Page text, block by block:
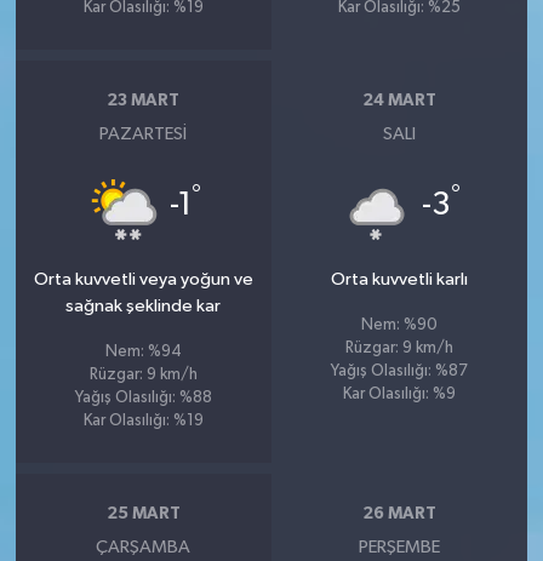
Kar Olasılığı: %19
Kar Olasılığı: %25
23 MART
PAZARTESI
-1 °
Orta kuvvetli veya yoğun ve
sağnak şeklinde kar
Nem: %94
Rüzgar: 9 km/h
Yağış Olasılığı: %88
Kar Olasılığı: %19
24 MART
SALI
-3°
Orta kuvvetli karlı
Nem: %90
Rüzgar: 9 km/h
Yağış Olasılığı: %87
Kar Olasılığı: %9
25 MART
ÇARŞAMBA
26 MART
PERŞEMBE